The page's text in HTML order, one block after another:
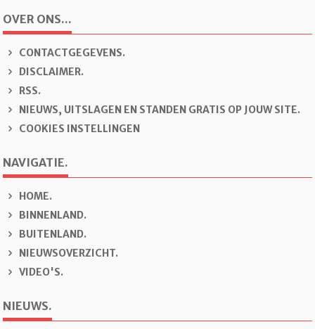
OVER ONS...
CONTACTGEGEVENS.
DISCLAIMER.
RSS.
NIEUWS, UITSLAGEN EN STANDEN GRATIS OP JOUW SITE.
COOKIES INSTELLINGEN
NAVIGATIE.
HOME.
BINNENLAND.
BUITENLAND.
NIEUWSOVERZICHT.
VIDEO'S.
NIEUWS.